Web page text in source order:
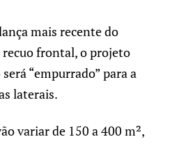
mais recente do
frontal, o projeto
“empurrado” para a
laterais.
variar de 150 a 400 m²,